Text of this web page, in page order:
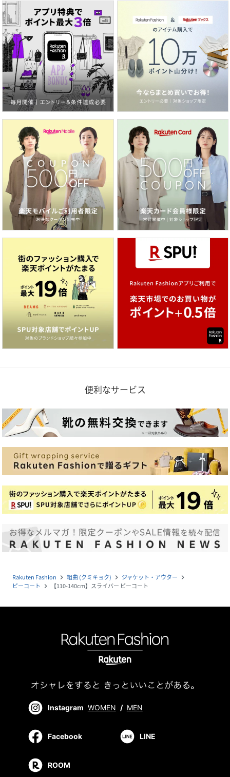
便利なサービス
Rakuten Fashion navigate_next 組曲 (クミキョク) navigate_next ジャケット・アウター navigate_next
ピーコート navigate_next 【110-140cm】スライバー ピーコート
Instagram WOMEN / MEN
Facebook LINE
ROOM